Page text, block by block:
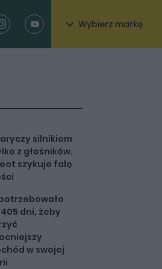
Wybierz markę
silnikiem
z głośników.
szykuje falę
dni, żeby
w swojej